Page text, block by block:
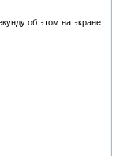
об этом на экране